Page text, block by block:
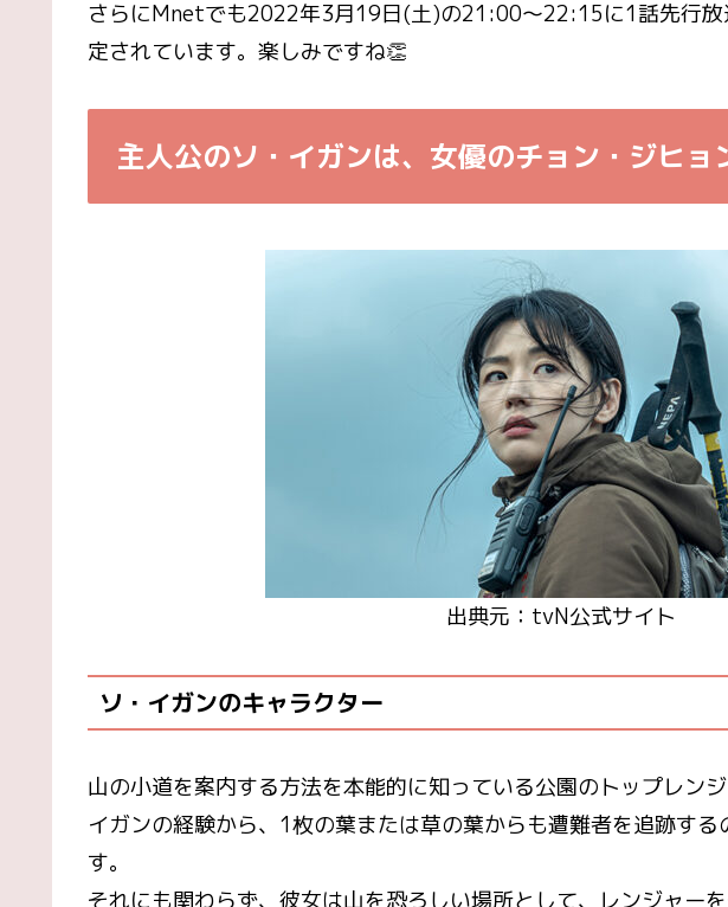
さらにMnetでも2022年3月19日(土)の21:00～22:15に1話先行
定されています。楽しみですね👏
主人公のソ・イガンは、女優のチョン・ジヒョ
出典元：tvN公式サイト
ソ・イガンのキャラクター
山の小道を案内する方法を本能的に知っている公園のトップレンジ
イガンの経験から、1枚の葉または草の葉からも遭難者を追跡す
す。
それにも関わらず、彼女は山を恐ろしい場所として、レンジャー